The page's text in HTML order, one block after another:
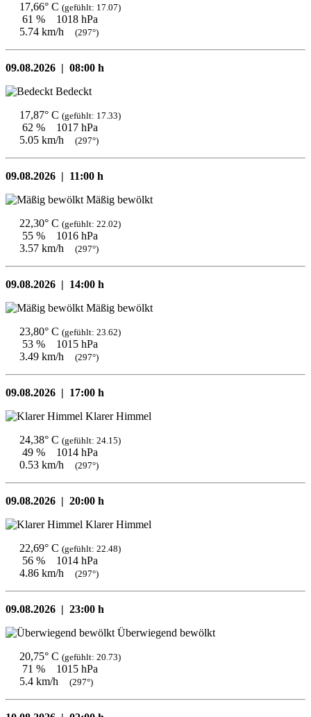
17,66° C (gefühlt: 17.07)
61 %
1018 hPa
5.74 km/h
(297°)
09.08.2026 | 08:00 h
Bedeckt
17,87° C (gefühlt: 17.33)
62 %
1017 hPa
5.05 km/h
(297°)
09.08.2026 | 11:00 h
Mäßig bewölkt
22,30° C (gefühlt: 22.02)
55 %
1016 hPa
3.57 km/h
(297°)
09.08.2026 | 14:00 h
Mäßig bewölkt
23,80° C (gefühlt: 23.62)
53 %
1015 hPa
3.49 km/h
(297°)
09.08.2026 | 17:00 h
Klarer Himmel
24,38° C (gefühlt: 24.15)
49 %
1014 hPa
0.53 km/h
(297°)
09.08.2026 | 20:00 h
Klarer Himmel
22,69° C (gefühlt: 22.48)
56 %
1014 hPa
4.86 km/h
(297°)
09.08.2026 | 23:00 h
Überwiegend bewölkt
20,75° C (gefühlt: 20.73)
71 %
1015 hPa
5.4 km/h
(297°)